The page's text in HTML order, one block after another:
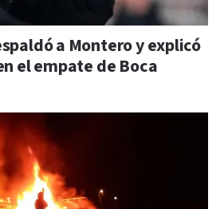
a Montero y explicó
el empate de Boca